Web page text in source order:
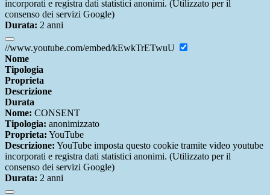
incorporati e registra dati statistici anonimi. (Utilizzato per il
consenso dei servizi Google)
Durata: 2 anni
//www.youtube.com/embed/kEwkTrETwuU
Nome
Tipologia
Proprieta
Descrizione
Durata
Nome: CONSENT
Tipologia: anonimizzato
Proprieta: YouTube
Descrizione: YouTube imposta questo cookie tramite video youtube
incorporati e registra dati statistici anonimi. (Utilizzato per il
consenso dei servizi Google)
Durata: 2 anni